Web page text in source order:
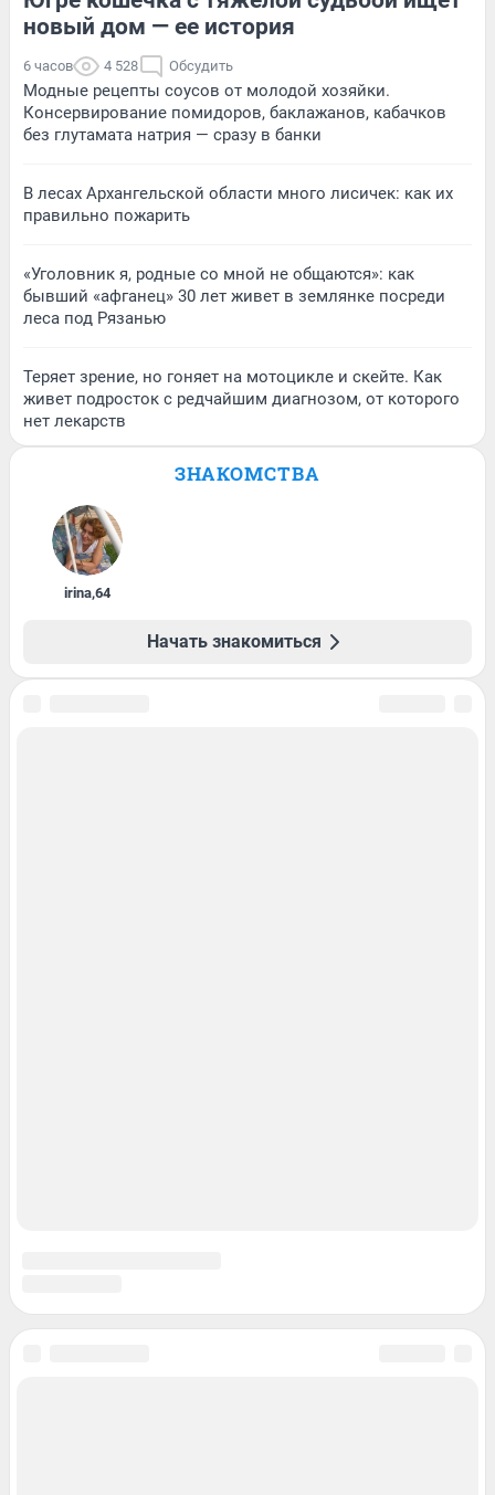
новый дом — ее история
6 часов 4 528 Обсудить
Модные рецепты соусов от молодой хозяйки.
Консервирование помидоров, баклажанов, кабачков
без глутамата натрия — сразу в банки
В лесах Архангельской области много лисичек: как их
правильно пожарить
«Уголовник я, родные со мной не общаются»: как
бывший «афганец» 30 лет живет в землянке посреди
леса под Рязанью
Теряет зрение, но гоняет на мотоцикле и скейте. Как
живет подросток с редчайшим диагнозом, от которого
нет лекарств
ЗНАКОМСТВА
irina,64
Начать знакомиться